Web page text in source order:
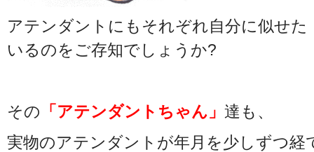
アテンダントにもそれぞれ自分に似せた
いるのをご存知でしょうか?
その 「アテンダントちゃん」 達も、
実物のアテンダントが年月を少しずつ経